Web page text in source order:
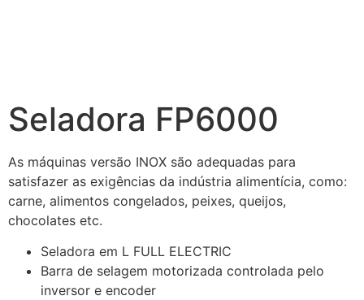
Seladora FP6000
As máquinas versão INOX são adequadas para
satisfazer as exigências da indústria alimentícia, como:
carne, alimentos congelados, peixes, queijos,
chocolates etc.
Seladora em L FULL ELECTRIC
Barra de selagem motorizada controlada pelo
inversor e encoder